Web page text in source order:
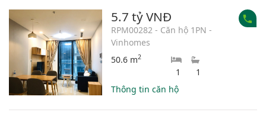
5.7 tỷ VNĐ
RPM00282 - Căn hộ 1PN -
Vinhomes
50.6 m2
1
1
Thông tin căn hộ